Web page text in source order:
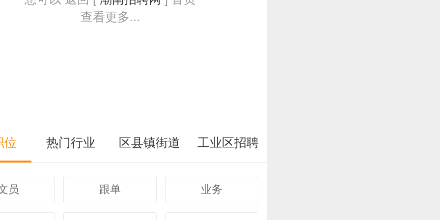
查看更多...
位 热门行业 区县镇街道 工业区招聘
员 跟单 业务